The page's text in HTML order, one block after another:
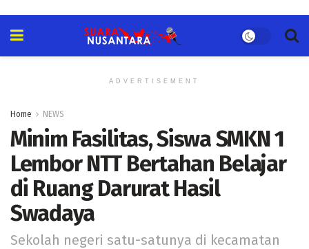
ADVERTISEMENT
Home NEWS
Minim Fasilitas, Siswa SMKN 1
Lembor NTT Bertahan Belajar
di Ruang Darurat Hasil
Swadaya
Sekolah negeri satu-satunya di kecamatan